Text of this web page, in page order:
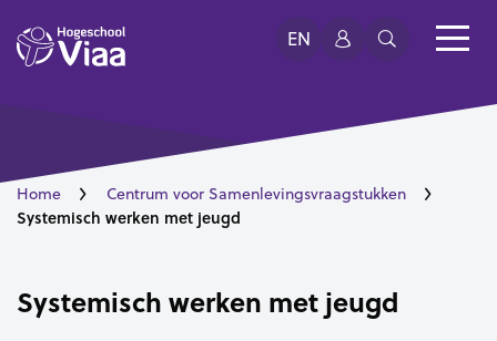
EN
Home Centrum voor Samenlevingsvraagstukken
Systemisch werken met jeugd
Systemisch werken met jeugd